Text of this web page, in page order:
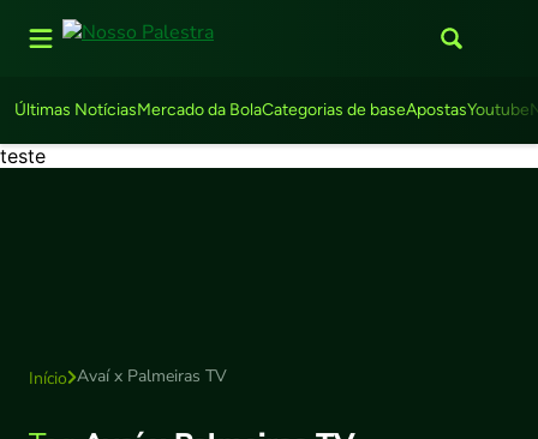
Últimas NotíciasMercado da BolaCategorias de baseApostasYoutube
teste
Início Avaí x Palmeiras TV